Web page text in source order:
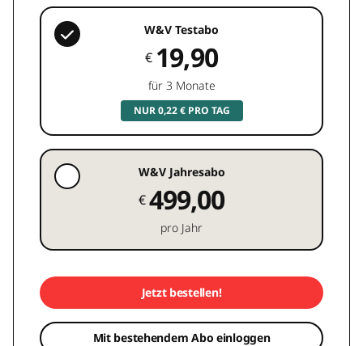
W&V Testabo
€ 19,90
für 3 Monate
NUR 0,22 € PRO TAG
W&V Jahresabo
€499,00
pro Jahr
Jetzt bestellen!
Mit bestehendem Abo einloggen